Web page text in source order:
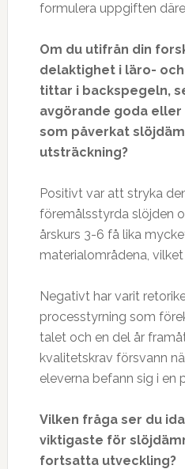
formulera uppgiften
Om du utifrån din
delaktighet i läro-
tittar i backspegeln,
avgörande goda
som påverkat
utsträckning?
Positivt var att stryka
föremålsstyrda slöjden
årskurs 3-6 få lika
materialområdena,
Negativt har varit
processtyrning som
talet och en del år
kvalitetskrav försvann
eleverna befann sig i en
Vilken fråga ser du
viktigaste för
fortsatta utveckling?